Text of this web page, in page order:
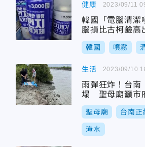
健康
韓國「電腦清
腦損比古柯鹼高
韓國 噴霧
2023/09/11
生活
雨彈狂炸！台南
塌 聖母廟籲市
聖母廟 台南正
淹水
2023/09/10